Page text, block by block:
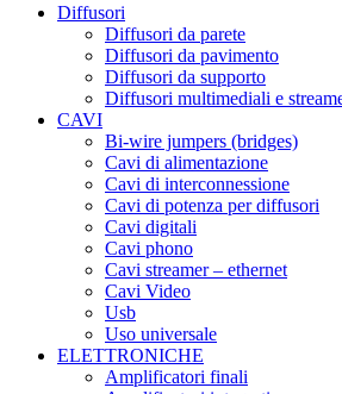
Diffusori
Diffusori da parete
Diffusori da pavimento
Diffusori da supporto
Diffusori multimediali e
CAVI
Bi-wire jumpers (bridges)
Cavi di alimentazione
Cavi di interconnessione
Cavi di potenza per diffusori
Cavi digitali
Cavi phono
Cavi streamer – ethernet
Cavi Video
Usb
Uso universale
ELETTRONICHE
Amplificatori finali